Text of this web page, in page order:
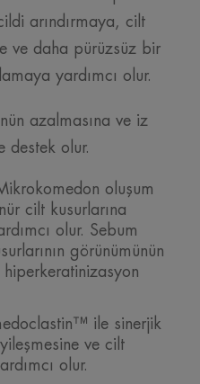
arındırmaya, cilt
ve daha pürüzsüz bir
yardımcı olur.
azalmasına ve iz
destek olur.
oluşum
cilt kusurlarına
olur. Sebum
görünümünün
ile sinerjik
ve cilt
olur.